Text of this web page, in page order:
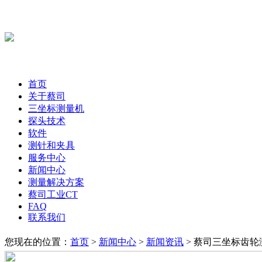
首页
关于蔡司
三坐标测量机
探头技术
软件
测针和夹具
服务中心
新闻中心
测量解决方案
蔡司工业CT
FAQ
联系我们
您现在的位置： 首页 > 新闻中心 > 新闻资讯 > 蔡司三坐标齿